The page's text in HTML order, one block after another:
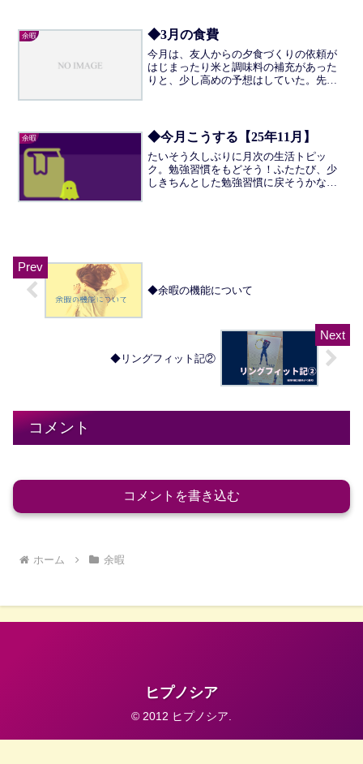
り焼きの残りをまぜご...
余暇 ◆3月の食費
今月は、友人からの夕食づくりの依頼が
はじまったり米と調味料の補充があった
りと、少し高めの予想はしていた。先月
なという感じだ。たしかに...
余暇 ◆今月こうする【25年11月】
たいそう久しぶりに月次の生活トピッ
ク。勉強習慣をもどそう！ふたたび、少
しきちんとした勉強習慣に戻そうかな、
◆余暇の機能について
◆リングフィット記②
コメント
コメントを書き込む
ホーム 余暇
ヒプノシア
© 2012 ヒプノシア.